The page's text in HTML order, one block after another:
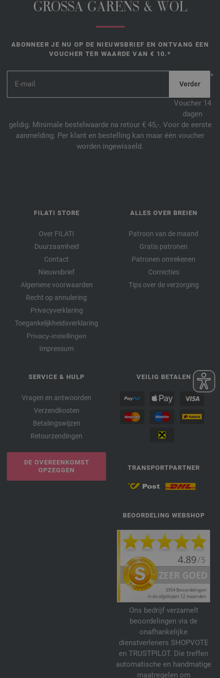
GROSSA GARENS & WOL
ABONNEER JE NU OP DE NIEUWSBRIEF EN ONTVANG EEN
VOUCHER TER WAARDE VAN € 10.*
*
Voucher 14
dagen
geldig. Minimale bestelwaarde na retour € 45,-. Voor de eerste
aanmelding. Per klant en bestelling kan maar één voucher
worden ingewisseld.
FILATI STORE
Over FILATI
Duurzaamheid
Contact
Nieuwsbrief
Algemene voorwaarden
Recht op annulering
Privacyverklaring
Toegankelijkheidsverklaring
Privacy-instellingen
Impressum
ALLES OVER BREIEN
Patroon van de maand
Gratis patronen
Patronen omrekenen
Correcties
Tips over de verzorging
SERVICE & HULP
Vragen en antwoorden
Verzendkosten
Betalingswijzen
Retourzendingen
DE OVEREENKOMST
OPZEGGEN
VEILIG BETALEN
TRANSPORTPARTNER
BEOORDELING WEBSHOP
Ons bedrijf verzamelt
beoordelingen via de
onafhankelijke
dienstverleners SHOPVOTE
en TRUSTPILOT. Die treffen
automatische en handmatige
maatregelen om